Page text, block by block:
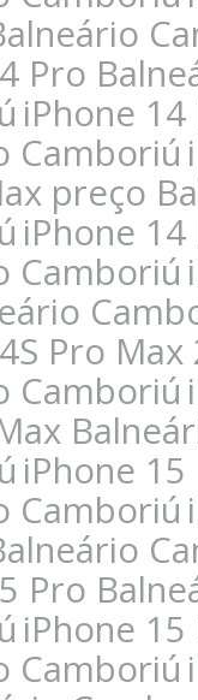
Pro
iPhone
Camboriú
preço
iPhone 14
Camboriú
Pro Max
Camboriú
iPhone 15
Camboriú
Pro
iPhone
Camboriú